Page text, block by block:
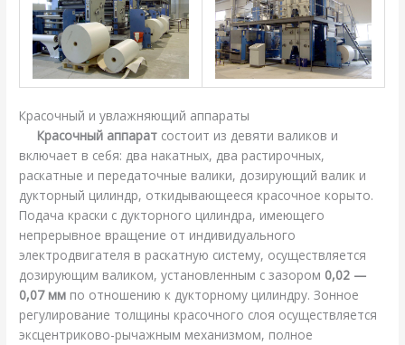
Красочный и увлажняющий аппараты
Красочный аппарат состоит из девяти валиков и
включает в себя: два накатных, два растирочных,
раскатные и передаточные валики, дозирующий валик и
дукторный цилиндр, откидывающееся красочное корыто.
Подача краски с дукторного цилиндра, имеющего
непрерывное вращение от индивидуального
электродвигателя в раскатную систему, осуществляется
дозирующим валиком, установленным с зазором 0,02 —
0,07 мм по отношению к дукторному цилиндру. Зонное
регулирование толщины красочного слоя осуществляется
эксцентриково-рычажным механизмом, полное